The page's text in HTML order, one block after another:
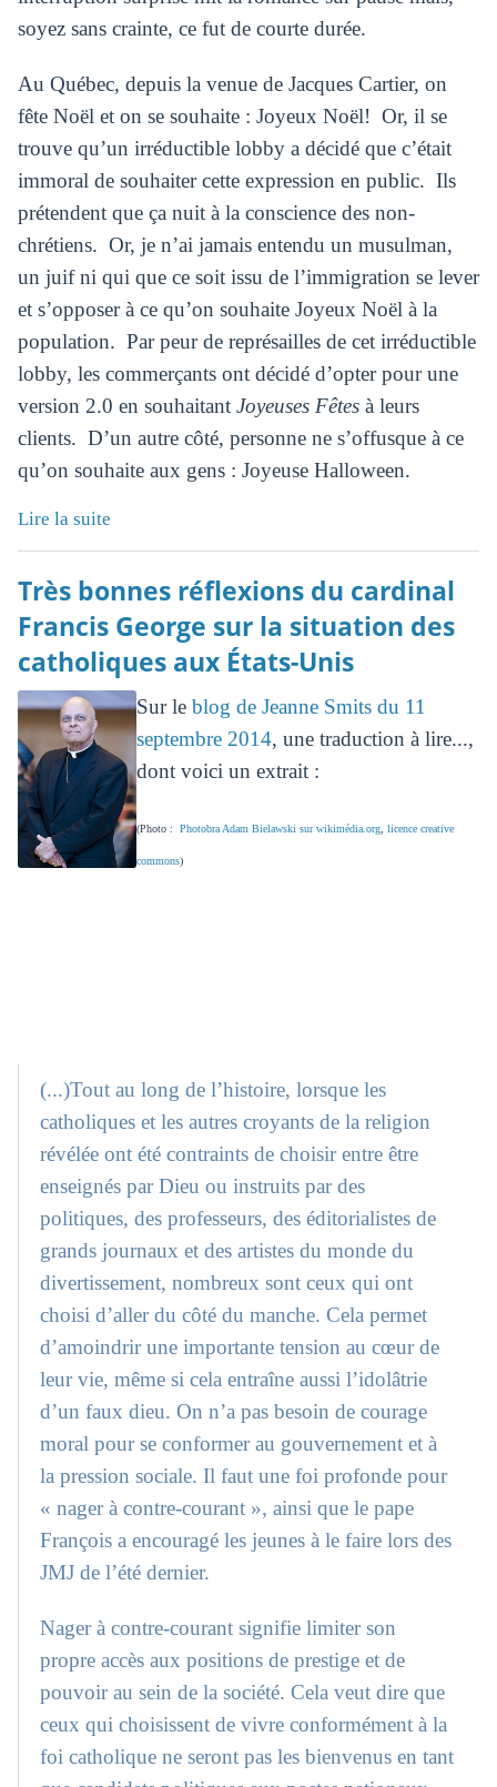
soyez sans crainte, ce fut de courte durée.
Au Québec, depuis la venue de Jacques Cartier, on
fête Noël et on se souhaite : Joyeux Noël! Or, il se
trouve qu’un irréductible lobby a décidé que c’était
immoral de souhaiter cette expression en public. Ils
prétendent que ça nuit à la conscience des non-
chrétiens. Or, je n’ai jamais entendu un musulman,
un juif ni qui que ce soit issu de l’immigration se lever
et s’opposer à ce qu’on souhaite Joyeux Noël à la
population. Par peur de représailles de cet irréductible
lobby, les commerçants ont décidé d’opter pour une
version 2.0 en souhaitant Joyeuses Fêtesà leurs
clients. D’un autre côté, personne ne s’offusque à ce
qu’on souhaite aux gens : Joyeuse Halloween.
Lire la suite
Très bonnes réflexions du cardinal
Francis George sur la situation des
catholiques aux États-Unis
Sur le blog de Jeanne Smits du 11
septembre 2014, une traduction à lire...,
dont voici un extrait :
(Photo : Photobra Adam Bielawski sur wikimédia.org, licence creative
commons)
(...)Tout au long de l’histoire, lorsque les
catholiques et les autres croyants de la religion
révélée ont été contraints de choisir entre être
enseignés par Dieu ou instruits par des
politiques, des professeurs, des éditorialistes de
grands journaux et des artistes du monde du
divertissement, nombreux sont ceux qui ont
choisi d’aller du côté du manche. Cela permet
d’amoindrir une importante tension au cœur de
leur vie, même si cela entraîne aussi l’idolâtrie
d’un faux dieu. On n’a pas besoin de courage
moral pour se conformer au gouvernement et à
la pression sociale. Il faut une foi profonde pour
« nager à contre-courant », ainsi que le pape
François a encouragé les jeunes à le faire lors des
JMJ de l’été dernier.
Nager à contre-courant signifie limiter son
propre accès aux positions de prestige et de
pouvoir au sein de la société. Cela veut dire que
ceux qui choisissent de vivre conformément à la
foi catholique ne seront pas les bienvenus en tant